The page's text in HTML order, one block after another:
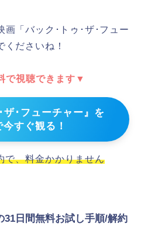
画「バック･トゥ･ザ･フュー
ださいね！
で視聴できます▼
･フューチャー』を
すぐ観る！
、料金かかりません
31日間無料お試し手順/解約